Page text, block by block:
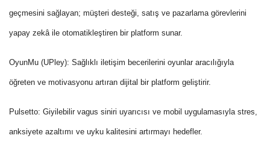
geçmesini sağlayan; müşteri desteği, satış ve pazarlama görevlerini
yapay zekâ ile otomatikleştiren bir platform sunar.
OyunMu (UPley): Sağlıklı iletişim becerilerini oyunlar aracılığıyla
öğreten ve motivasyonu artıran dijital bir platform geliştirir.
Pulsetto: Giyilebilir vagus siniri uyarıcısı ve mobil uygulamasıyla stres,
anksiyete azaltımı ve uyku kalitesini artırmayı hedefler.